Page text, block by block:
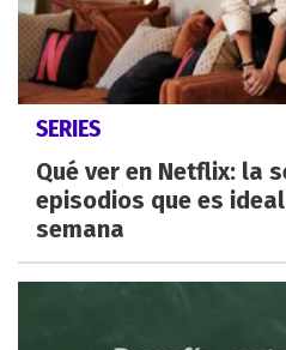
SERIES
Qué ver en Netflix: la
episodios que es
semana